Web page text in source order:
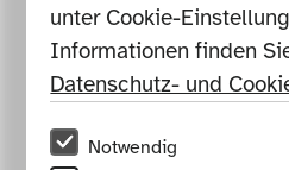
unter Cookie-
Datenschutz- und
Notwendig